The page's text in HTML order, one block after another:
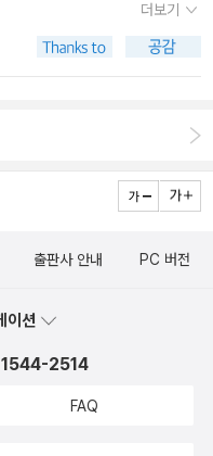
시길 바란다.선생님의 책들
권 전환시대의 논리 2권 우
4권 분단을 넘어서 5권 역
화 11권 대화 12권 21세기
더보기
출판사 안내 PC 버전
이션
1544-2514
FAQ